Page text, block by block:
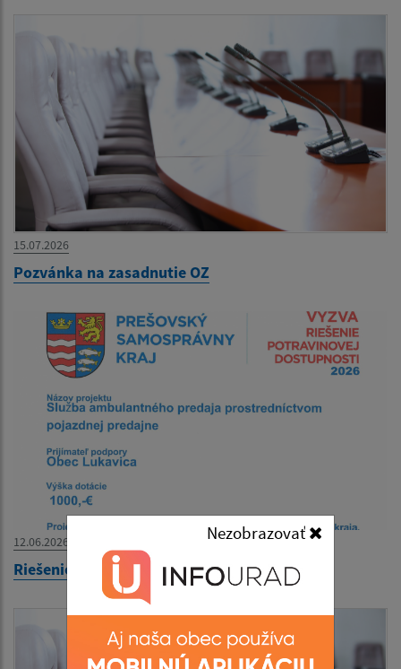
Nezobrazovať
15.07.2026
Pozvánka na zasadnutie OZ
12.06.2026
Riešenie potravinovej dostupnosti